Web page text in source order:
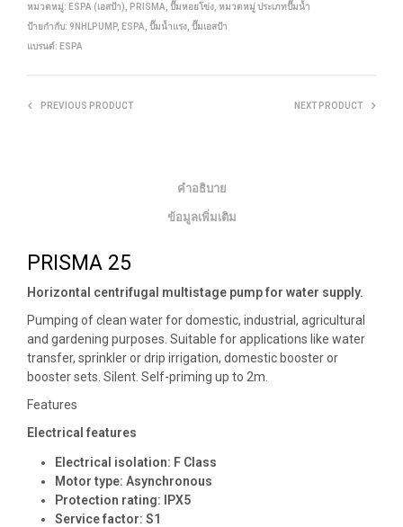
หมวดหมู่: ESPA (เอสป้า) PRISMA ปั๊มหอยโข่ง หมวดหมู่ ประเภทปั๊มน้ำ
ป้ายกำกับ: 9NHLPUMP, ESPA ปั๊มน้ำแรง ปั๊มเอสป้า
แบรนด์: ESPA
PREVIOUS PRODUCT NEXT PRODUCT
คำอธิบาย
ข้อมูลเพิ่มเติม
PRISMA 25
Horizontal centrifugal multistage pump for water supply.
Pumping of clean water for domestic, industrial, agricultural
and gardening purposes. Suitable for applications like water
transfer, sprinkler or drip irrigation, domestic booster or
booster sets. Silent. Self-priming up to 2m.
Features
Electrical features
Electrical isolation: F Class
Motor type: Asynchronous
Protection rating: IPX5
Service factor: S1